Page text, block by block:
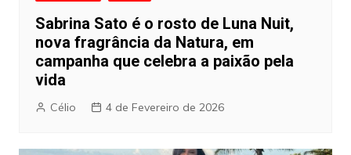
Sabrina Sato é o rosto de Luna Nuit,
nova fragrância da Natura, em
campanha que celebra a paixão pela
vida
Célio 4 de Fevereiro de 2026